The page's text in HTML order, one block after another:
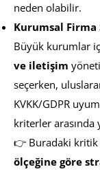
neden olabilir.
Kurumsal Firma
Büyük kurumlar
ve iletişim
seçerken,
KVKK/GDPR
kriterler arasında
👉 Buradaki kritik
ölçeğine göre